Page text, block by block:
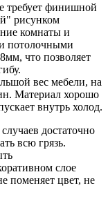
требует финишной
рисунком
комнаты и
потолочными
что позволяет
вес мебели, на
Материал хорошо
внутрь холод.
достаточно
всю грязь.
слое
поменяет цвет, не